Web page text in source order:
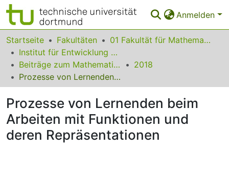
Anmelden
Bereiche & Sammlungen
Das gesamte Repositorium
Statistiken
FAQ
Leitlinien
Zurück zur Startseite
Startseite Fakultäten
01 Fakultät für Mathematik
Institut für Entwicklung und Erforschung des Mathematikunterrichts
Beiträge zum Mathematikunterricht
2018
Prozesse von Lernenden beim Arbeiten mit Funktionen und deren Repräsentationen
Prozesse von Lernenden beim
Arbeiten mit Funktionen und
deren Repräsentationen